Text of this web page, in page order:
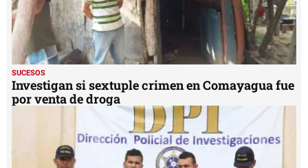
SUCESOS
Investigan si sextuple crimen en Comayagua fue
por venta de droga